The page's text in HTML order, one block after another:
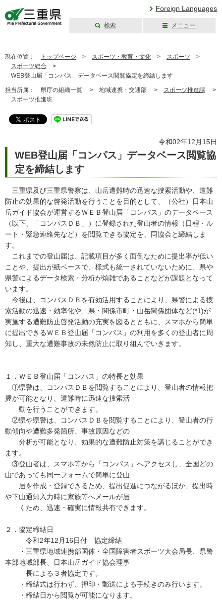
Foreign Languages
検索 メニュー
現在位置： トップページ > スポーツ・教育・文化 > スポーツ >
スポーツ総合 >
WEB登山届「コンパス」データベース閲覧協定を締結します
担当所属： 県庁の組織一覧 > 地域連携・交通部 > スポーツ推進課 >
スポーツ推進班
令和02年12月15日
WEB登山届「コンパス」データベース閲覧協
定を締結します
三重県及び三重県警察は、山岳遭難時の迅速な捜索活動や、遭難
防止の効果的な啓発活動を行うことを目的として、（公社）日本山
岳ガイド協会が運営するＷＥＢ登山届「コンパス」のデータベース
（以下、「コンパスＤＢ」）に登録された登山者の情報（日程・ル
ート・緊急連絡先など）を閲覧できる協定を、同協会と締結しま
す。
これまでの登山届は、記載項目が多く面倒なために提出率が低い
ことや、提出が紙ベースで、様式も統一されていないために、県や
県警によるデータ検索・分析が煩雑であることなどが課題となって
います。
今後は、コンパスＤＢを有効活用することにより、県警による捜
索活動の迅速・効率化や、県・関係市町・山岳関係団体など(*1)が
実施する遭難防止啓発活動の充実を図るとともに、スマホから簡単
に提出できるＷＥＢ登山届「コンパス」の利用を多くの登山者に周
知し、重大な遭難事故の未然防止に取り組んでいきます。
１．ＷＥＢ登山届「コンパス」の特長と効果
①県警は、コンパスＤＢを閲覧することにより、登山者の情報把
握が可能となり、遭難時に迅速な捜索活
動を行うことができます。
②県や県警は、コンパスＤＢを閲覧することにより、登山者の行
動傾向や遭難多発箇所、事故原因などの
分析が可能となり、効果的な遭難防止対策を講じることができ
ます。
③登山者は、スマホ等から「コンパス」へアクセスし、全国どの
山であっても同一フォームで簡単に登山
届を作成・登録できるため、提出促進につながるほか、提出時
や下山通知入力時に家族等へメールが届
くため、迅速・確実に情報共有できます。
２．協定締結日
令和2年12月16日付 協定締結
・三重県地域連携部国体・全国障害者スポーツ大会局長、県警
本部地域部長、日本山岳ガイド協会理事
長による３者協定です。
・締結式は行わず、押印・郵送による手続きのみ行います。
・締結日から閲覧が可能になります。